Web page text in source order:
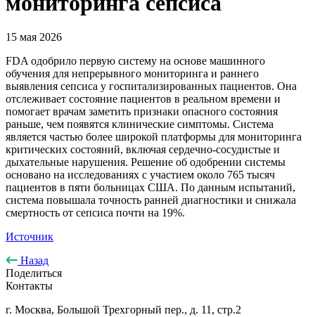
15 мая 2026
FDA одобрило первую систему на основе машинного
обучения для непрерывного мониторинга и раннего
выявления сепсиса у госпитализированных пациентов. Она
отслеживает состояние пациентов в реальном времени и
помогает врачам заметить признаки опасного состояния
раньше, чем появятся клинические симптомы. Система
является частью более широкой платформы для мониторинга
критических состояний, включая сердечно-сосудистые и
дыхательные нарушения. Решение об одобрении системы
основано на исследованиях с участием около 765 тысяч
пациентов в пяти больницах США. По данным испытаний,
система повышала точность ранней диагностики и снижала
смертность от сепсиса почти на 19%.
Источник
Назад
Поделиться
Контакты
г. Москва, Большой Трехгорный пер., д. 11, стр.2